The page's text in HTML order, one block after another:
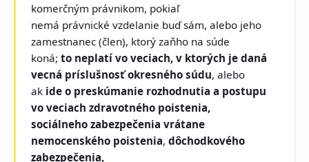
komerčným právnikom, pokiaľ
nemá právnické vzdelanie buď sám, alebo jeho
zamestnanec (člen), ktorý zaňho na súde
koná;to neplatí vo veciach, v ktorých je daná
vecná príslušnosť okresného súdu, alebo
ak ide o preskúmanie rozhodnutia a postupu
vo veciach zdravotného poistenia,
sociálneho zabezpečenia vrátane
nemocenského poistenia, dôchodkového
zabezpečenia,